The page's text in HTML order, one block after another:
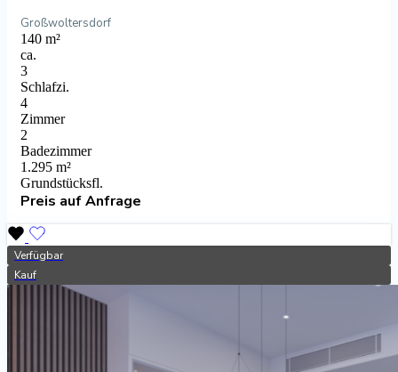
Großwoltersdorf
140 m²
ca.
3
Schlafzi.
4
Zimmer
2
Badezimmer
1.295 m²
Grundstücksfl.
Preis auf Anfrage
Verfügbar
Kauf